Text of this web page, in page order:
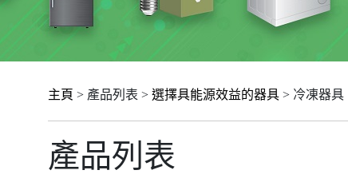
主頁 > 產品列表 > 選擇具能源效益的器具 > 冷凍器具
產品列表